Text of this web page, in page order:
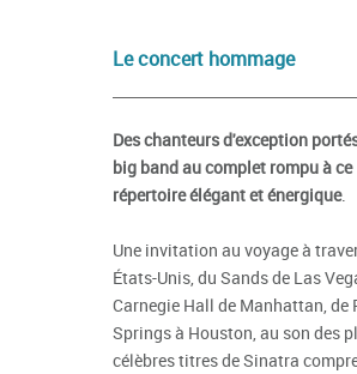
Le concert hommage
Des chanteurs d'exception
big band au complet rompu à ce
répertoire élégant et énergique.
Une invitation au voyage à
États-Unis, du Sands de Las
Carnegie Hall de Manhattan, de
Springs à Houston, au son des
célèbres titres de Sinatra